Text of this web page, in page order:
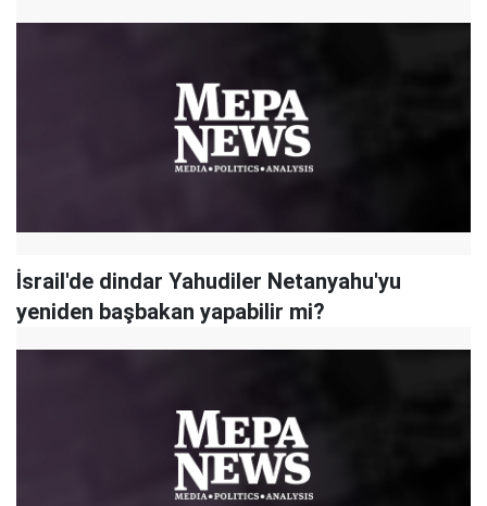
İsrail'de dindar Yahudiler Netanyahu'yu
yeniden başbakan yapabilir mi?